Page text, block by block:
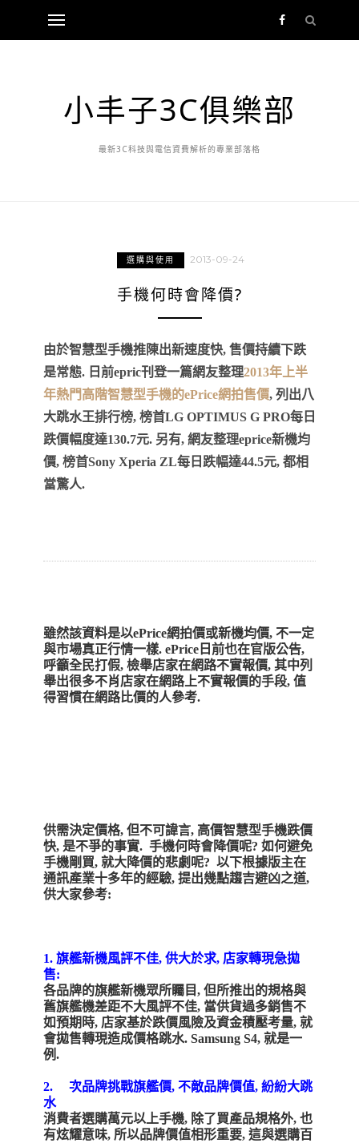
小丰子3C俱樂部
最新3C科技與電信資費解析的專業部落格
選購與使用 2013-09-24
手機何時會降價?
由於智慧型手機推陳出新速度快, 售價持續下跌
是常態. 日前epric刊登一篇網友整理2013年上半
年熱門高階智慧型手機的ePrice網拍售價, 列出八
大跳水王排行榜, 榜首LG OPTIMUS G PRO每日
跌價幅度達130.7元. 另有, 網友整理eprice新機均
價, 榜首Sony Xperia ZL每日跌幅達44.5元, 都相
當驚人.
雖然該資料是以ePrice網拍價或新機均價, 不一定
與市場真正行情一樣. ePrice日前也在官版公告,
呼籲全民打假, 檢舉店家在網路不實報價, 其中列
舉出很多不肖店家在網路上不實報價的手段, 值
得習慣在網路比價的人參考.
供需決定價格, 但不可諱言, 高價智慧型手機跌價
快, 是不爭的事實. 手機何時會降價呢? 如何避免
手機剛買, 就大降價的悲劇呢? 以下根據版主在
通訊產業十多年的經驗, 提出幾點趨吉避凶之道,
供大家參考:
1. 旗艦新機風評不佳, 供大於求, 店家轉現急拋
售:
各品牌的旗艦新機眾所矚目, 但所推出的規格與
舊旗艦機差距不大風評不佳, 當供貨過多銷售不
如預期時, 店家基於跌價風險及資金積壓考量, 就
會拋售轉現造成價格跳水. Samsung S4, 就是一
例.
2. 次品牌挑戰旗艦價, 不敵品牌價值, 紛紛大跳
水
消費者選購萬元以上手機, 除了買產品規格外, 也
有炫耀意味, 所以品牌價值相形重要, 這與選購百